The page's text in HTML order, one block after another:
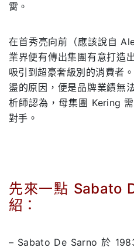
霄。
在首秀亮向前（應該說自
業界便有傳出集團有意打造
吸引到超豪奢級別的消費者
盪的原因，便是品牌業績無
析師認為，母集團 Kering
對手。
先來一點 Sabato
紹：
– Sabato De Sarno 於